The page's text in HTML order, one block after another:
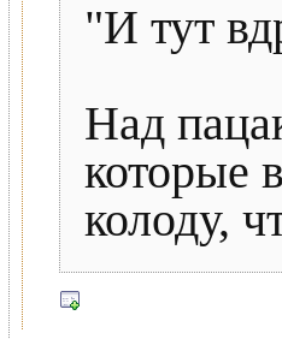
"И тут
Над
которые
колоду,